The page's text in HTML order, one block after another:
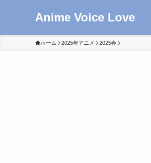
Anime Voice Love
ホーム 2025年アニメ 2025春